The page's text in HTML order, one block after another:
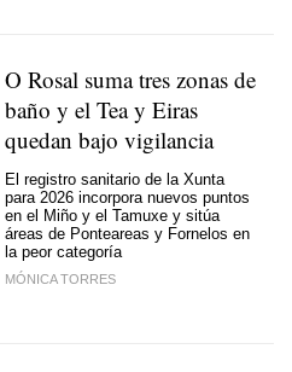
O Rosal suma tres zonas de
baño y el Tea y Eiras
quedan bajo vigilancia
El registro sanitario de la Xunta
para 2026 incorpora nuevos puntos
en el Miño y el Tamuxe y sitúa
áreas de Ponteareas y Fornelos en
la peor categoría
MÓNICA TORRES